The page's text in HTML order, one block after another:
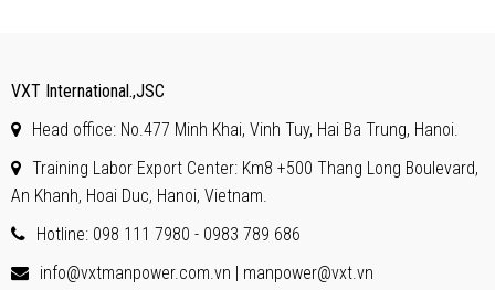
VXT International.,JSC
Head office: No.477 Minh Khai, Vinh Tuy, Hai Ba Trung, Hanoi.
Training Labor Export Center: Km8 +500 Thang Long Boulevard,
An Khanh, Hoai Duc, Hanoi, Vietnam.
Hotline: 098 111 7980 - 0983 789 686
info@vxtmanpower.com.vn | manpower@vxt.vn